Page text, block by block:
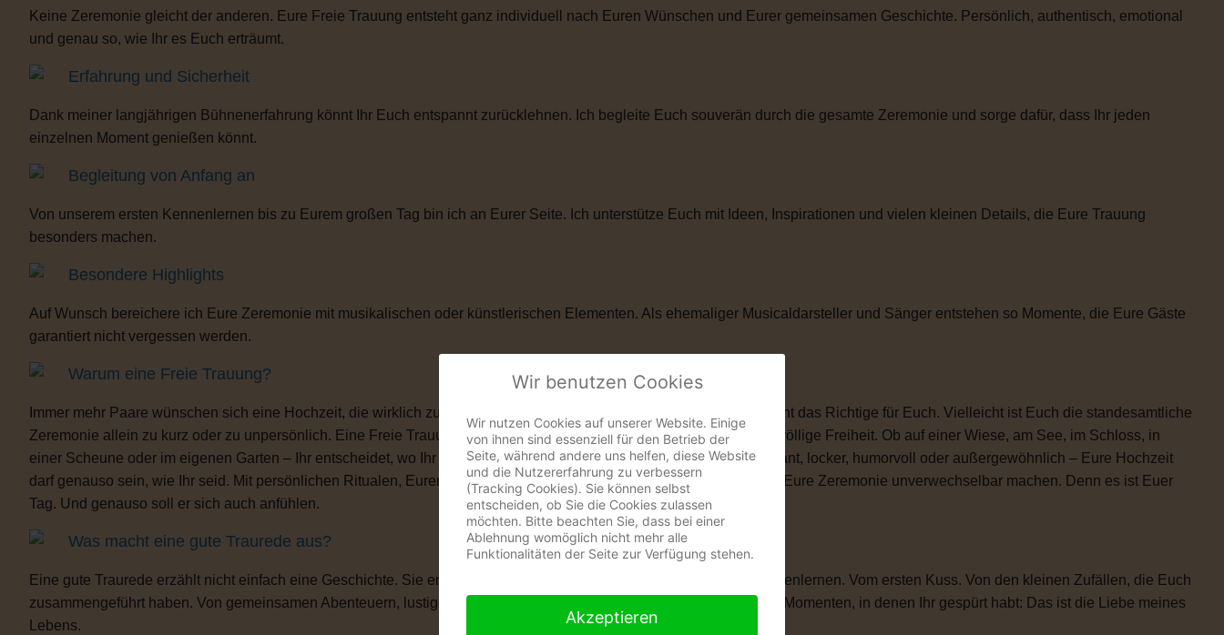
Keine Zeremonie gleicht der anderen. Eure Freie Trauung entsteht ganz individuell nach Euren Wünschen und Eurer gemeinsamen Geschichte. Persönlich, authentisch, emotional
und genau so, wie Ihr es Euch erträumt.
Erfahrung und Sicherheit
Dank meiner langjährigen Bühnenerfahrung könnt Ihr Euch entspannt zurücklehnen. Ich begleite Euch souverän durch die gesamte Zeremonie und sorge dafür, dass Ihr jeden
einzelnen Moment genießen könnt.
Begleitung von Anfang an
Von unserem ersten Kennenlernen bis zu Eurem großen Tag bin ich an Eurer Seite. Ich unterstütze Euch mit Ideen, Inspirationen und vielen kleinen Details, die Eure Trauung
besonders machen.
Besondere Highlights
Auf Wunsch bereichere ich Eure Zeremonie mit musikalischen oder künstlerischen Elementen. Als ehemaliger Musicaldarsteller und Sänger entstehen so Momente, die Eure Gäste
garantiert nicht vergessen werden.
Warum eine Freie Trauung?
Immer mehr Paare wünschen sich eine Hochzeit, die wirklich zu ihnen passt. Vielleicht ist eine kirchliche Trauung nicht das Richtige für Euch. Vielleicht ist Euch die standesamtliche
Zeremonie allein zu kurz oder zu unpersönlich. Eine Freie Trauung schenkt Euch genau das, was Ihr Euch wünscht: völlige Freiheit. Ob auf einer Wiese, am See, im Schloss, in
einer Scheune oder im eigenen Garten – Ihr entscheidet, wo Ihr Euch das Ja-Wort gebt. Ob romantisch, modern, elegant, locker, humorvoll oder außergewöhnlich – Eure Hochzeit
darf genauso sein, wie Ihr seid. Mit persönlichen Ritualen, Eurem Eheversprechen und vielen kleinen Momenten, die Eure Zeremonie unverwechselbar machen. Denn es ist Euer
Tag. Und genauso soll er sich auch anfühlen.
Was macht eine gute Traurede aus?
Eine gute Traurede erzählt nicht einfach eine Geschichte. Sie erzählt Eure Liebesgeschichte. Von Eurem ersten Kennenlernen. Vom ersten Kuss. Von den kleinen Zufällen, die Euch
zusammengeführt haben. Von gemeinsamen Abenteuern, lustigen Anekdoten, besonderen Erinnerungen und all den Momenten, in denen Ihr gespürt habt: Das ist die Liebe meines
Lebens.
Wir benutzen Cookies
Wir nutzen Cookies auf unserer Website. Einige
von ihnen sind essenziell für den Betrieb der
Seite, während andere uns helfen, diese Website
und die Nutzererfahrung zu verbessern
(Tracking Cookies). Sie können selbst
entscheiden, ob Sie die Cookies zulassen
möchten. Bitte beachten Sie, dass bei einer
Ablehnung womöglich nicht mehr alle
Funktionalitäten der Seite zur Verfügung stehen.
Akzeptieren